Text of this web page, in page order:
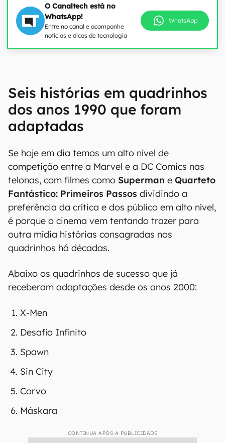
O Canaltech está no
WhatsApp!
Entre no canal e acompanhe
notícias e dicas de tecnologia
WhatsApp
Seis histórias em quadrinhos
dos anos 1990 que foram
adaptadas
Se hoje em dia temos um alto nível de
competição entre a Marvel e a DC Comics nas
Fantástico: Primeiros Passos
é porque o cinema vem tentando trazer para
outra mídia histórias consagradas nos
quadrinhos há décadas.
Abaixo os quadrinhos de sucesso que já
receberam adaptações desde os anos 2000: